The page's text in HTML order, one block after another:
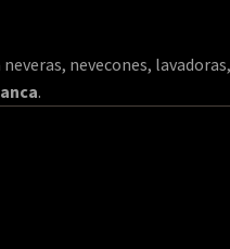
nevecones,
.